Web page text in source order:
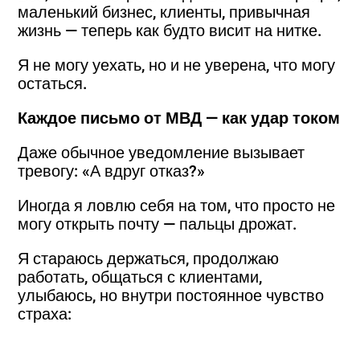
маленький бизнес, клиенты, привычная
жизнь — теперь как будто висит на нитке.
Я не могу уехать, но и не уверена, что могу
остаться.
Каждое письмо от МВД — как удар током
Даже обычное уведомление вызывает
тревогу: «А вдруг отказ?»
Иногда я ловлю себя на том, что просто не
могу открыть почту — пальцы дрожат.
Я стараюсь держаться, продолжаю
работать, общаться с клиентами,
улыбаюсь, но внутри постоянное чувство
страха: